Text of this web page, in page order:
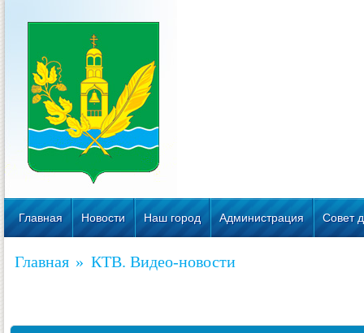
Главная Новости Наш город Администрация Совет
Главная » КТВ. Видео-новости